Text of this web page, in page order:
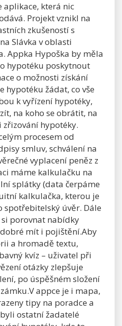
aplikace, která nic
Projekt vznikl na
zkušeností s
Slávka v oblasti
Appka Hypoška by měla
hypotéku poskytnout
o možnosti získání
hypotéku žádat, co vše
k vyřízení hypotéky,
na koho se obrátit, na
hypotéky.
procesem od
smluv, schválení na
vyplacení peněz z
máme kalkulačku na
splátky (data čerpáme
kalkulačka, kterou je
spotřebitelský úvěr. Dále
porovnat nabídky
mít i pojištění.Aby
a hromadě textu,
kvíz – uživatel při
otázky zlepšuje
po úspěšném složení
appce je i mapa,
tipy na poradce a
ostatní žadatelé